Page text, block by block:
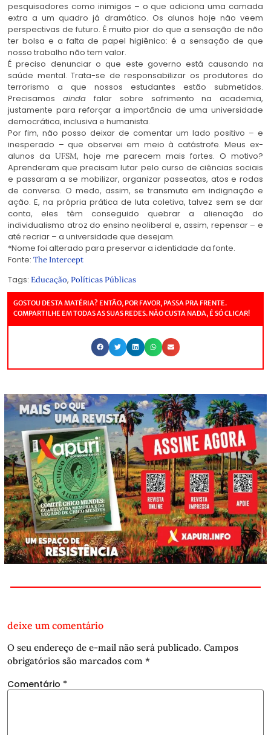
pesquisadores como inimigos – o que adiciona uma camada
extra a um quadro já dramático. Os alunos hoje não veem
perspectivas de futuro. É muito pior do que a sensação de não
ter bolsa e a falta de papel higiênico: é a sensação de que
nosso trabalho não tem valor.
É preciso denunciar o que este governo está causando na
saúde mental. Trata-se de responsabilizar os produtores do
terrorismo a que nossos estudantes estão submetidos.
Precisamos aindafalar sobre sofrimento na academia,
justamente para reforçar a importância de uma universidade
democrática, inclusiva e humanista.
Por fim, não posso deixar de comentar um lado positivo – e
inesperado – que observei em meio à catástrofe. Meus ex-
alunos da UFSM, hoje me parecem mais fortes. O motivo?
Aprenderam que precisam lutar pelo curso de ciências sociais
e passaram a se mobilizar, organizar passeatas, atos e rodas
de conversa. O medo, assim, se transmuta em indignação e
ação. E, na própria prática de luta coletiva, talvez sem se dar
conta, eles têm conseguido quebrar a alienação do
individualismo atroz do ensino neoliberal e, assim, repensar – e
até recriar – a universidade que desejam.
*Nome foi alterado para preservar a identidade da fonte.
Fonte: The Intercept
Tags: Educação, Políticas Públicas
GOSTOU DESTA MATÉRIA? ENTÃO, POR FAVOR, PASSA PRA FRENTE.
COMPARTILHE EM TODAS AS SUAS REDES. NÃO CUSTA NADA, É SÓ CLICAR!
deixe um comentário
O seu endereço de e-mail não será publicado. Campos
obrigatórios são marcados com *
Comentário *